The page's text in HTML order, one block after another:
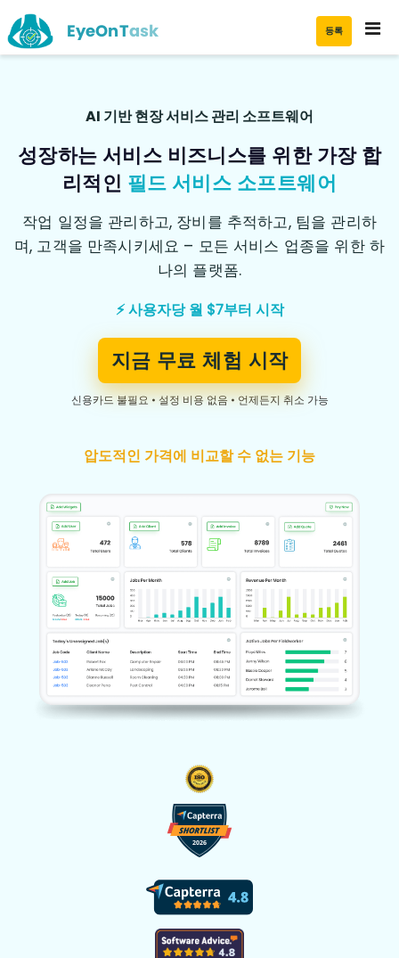
등록
EyeOnTask
AI 기반 현장 서비스 관리 소프트웨어
성장하는 서비스 비즈니스를 위한 가장 합
리적인 필드 서비스 소프트웨어
작업 일정을 관리하고, 장비를 추적하고, 팀을 관리하
며, 고객을 만족시키세요 – 모든 서비스 업종을 위한 하
나의 플랫폼.
⚡ 사용자당 월 $7부터 시작
지금 무료 체험 시작
신용카드 불필요 • 설정 비용 없음 • 언제든지 취소 가능
압도적인 가격에 비교할 수 없는 기능